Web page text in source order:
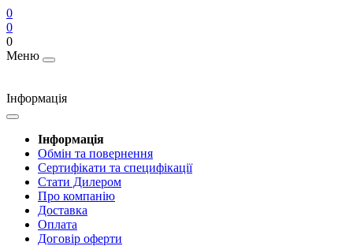
0
0
0
Меню
Інформація
Інформація
Обмін та повернення
Сертифікати та специфікації
Стати Дилером
Про компанію
Доставка
Оплата
Договір оферти